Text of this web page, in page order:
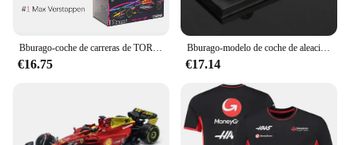
Bburago-coche de carreras de TORO ROJO RB19, juguete de aleación, 1:43, 2023, F1, Miami GP 1 # Verstappen 11 # Perez
€16.75
Bburago-modelo de coche de aleación para niños, Oracle juguete de Red Bull Racing, Miami Grand Prix 2023, 1:43 F1 RB19, 1 # Verstappen 11 # Perez Redbull Diecast
€17.14